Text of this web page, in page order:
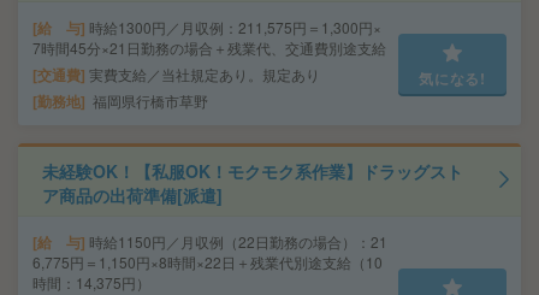
給 与 時給1300円／月収例：211,575円＝1,300円×
7時間45分×21日勤務の場合＋残業代、交通費別途支給
交通費 実費支給／当社規定あり。規定あり
勤務地 福岡県行橋市草野
気になる!
未経験OK！【私服OK！モクモク系作業】ドラッグスト
ア商品の出荷準備[派遣]
給 与 時給1150円／月収例（22日勤務の場合）：21
6,775円＝1,150円×8時間×22日＋残業代別途支給（10
時間：14,375円）